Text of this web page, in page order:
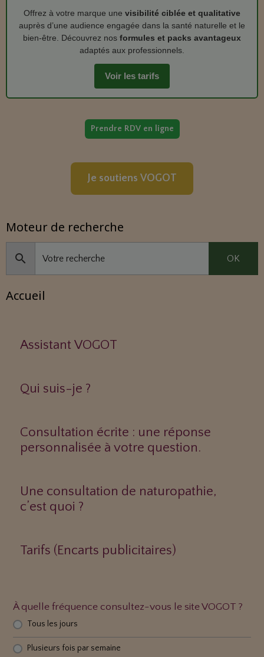
Offrez à votre marque une visibilité ciblée et qualitative
auprès d’une audience engagée dans la santé naturelle et le
bien‑être. Découvrez nos formules et packs avantageux
adaptés aux professionnels.
Voir les tarifs
Prendre RDV en ligne
Je soutiens VOGOT
Moteur de recherche
OK
Accueil
Assistant VOGOT
Qui suis-je ?
Consultation écrite : une réponse
personnalisée à votre question.
Une consultation de naturopathie,
c’est quoi ?
Tarifs (Encarts publicitaires)
À quelle fréquence consultez-vous le site VOGOT ?
Tous les jours
Plusieurs fois par semaine